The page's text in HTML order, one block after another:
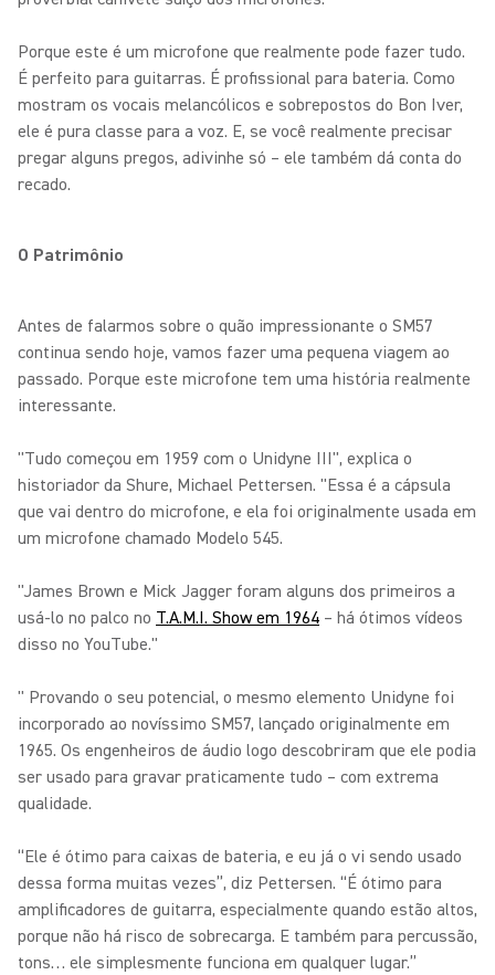
Porque este é um microfone que realmente pode fazer tudo.
É perfeito para guitarras. É profissional para bateria. Como
mostram os vocais melancólicos e sobrepostos do Bon Iver,
ele é pura classe para a voz. E, se você realmente precisar
pregar alguns pregos, adivinhe só – ele também dá conta do
recado.
O Patrimônio
Antes de falarmos sobre o quão impressionante o SM57
continua sendo hoje, vamos fazer uma pequena viagem ao
passado. Porque este microfone tem uma história realmente
interessante.
"Tudo começou em 1959 com o Unidyne III", explica o
historiador da Shure, Michael Pettersen. "Essa é a cápsula
que vai dentro do microfone, e ela foi originalmente usada em
um microfone chamado Modelo 545.
"James Brown e Mick Jagger foram alguns dos primeiros a
usá-lo no palco no T.A.M.I. Show em 1964 – há ótimos vídeos
disso no YouTube."
" Provando o seu potencial, o mesmo elemento Unidyne foi
incorporado ao novíssimo SM57, lançado originalmente em
1965. Os engenheiros de áudio logo descobriram que ele podia
ser usado para gravar praticamente tudo – com extrema
qualidade.
“Ele é ótimo para caixas de bateria, e eu já o vi sendo usado
dessa forma muitas vezes”, diz Pettersen. “É ótimo para
amplificadores de guitarra, especialmente quando estão altos,
porque não há risco de sobrecarga. E também para percussão,
tons… ele simplesmente funciona em qualquer lugar.”